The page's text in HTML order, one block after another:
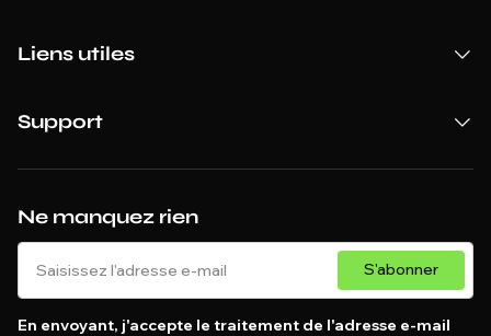
Ne manquez rien
S'abonner
En envoyant, j'accepte le traitement de l'adresse e-mail
Liens utiles
Support